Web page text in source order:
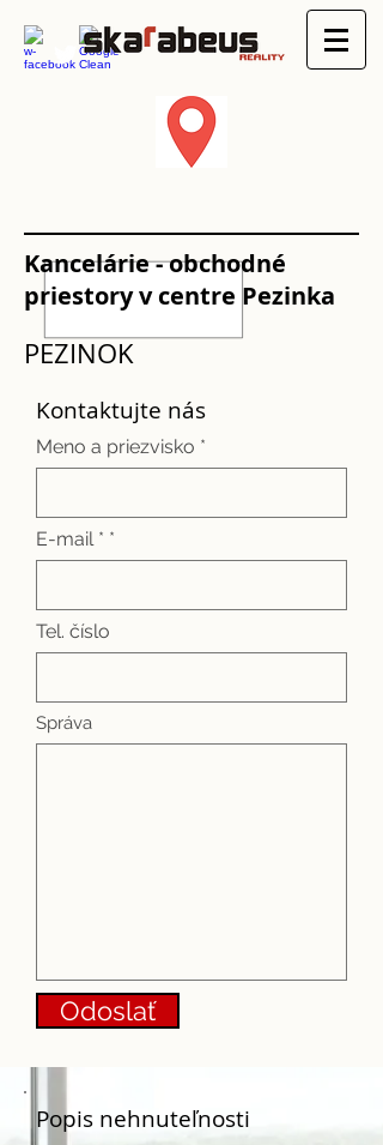
Kancelárie - obchodné
priestory v centre Pezinka
PEZINOK
Kontaktujte nás
Meno a priezvisko *
E-mail *
Tel. číslo
Správa
Odoslať
Popis nehnuteľnosti